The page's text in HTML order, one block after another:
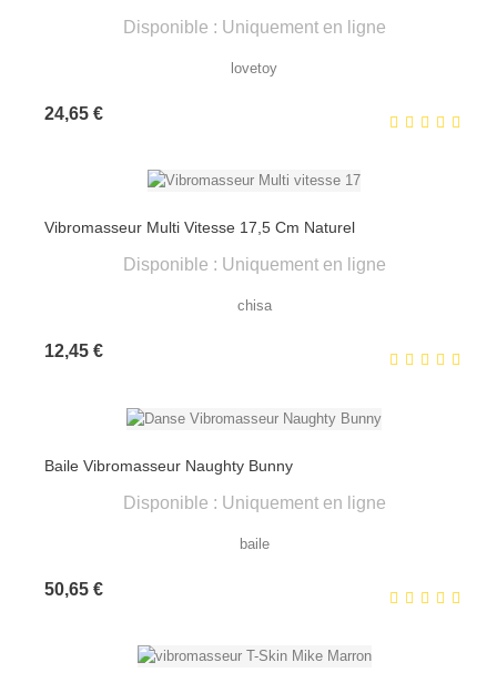
Disponible : Uniquement en ligne
lovetoy
24,65 €Prix
Vibromasseur Multi Vitesse 17,5 Cm Naturel
Disponible : Uniquement en ligne
chisa
12,45 €Prix
Baile Vibromasseur Naughty Bunny
Disponible : Uniquement en ligne
baile
50,65 €Prix